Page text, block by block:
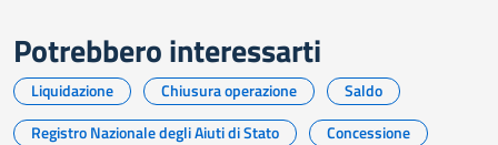
Potrebbero interessarti
Liquidazione Chiusura operazione
Saldo
Registro Nazionale degli Aiuti di Stato
Concessione